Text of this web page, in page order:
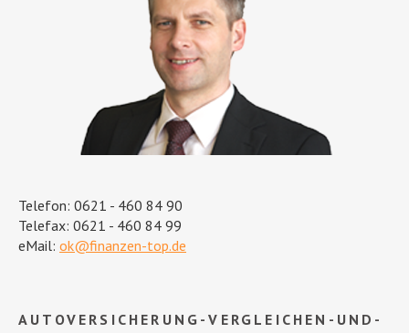
Telefon: 0621 - 460 84 90
Telefax: 0621 - 460 84 99
eMail: ok@finanzen-top.de
AUTOVERSICHERUNG-VERGLEICHEN-UND-